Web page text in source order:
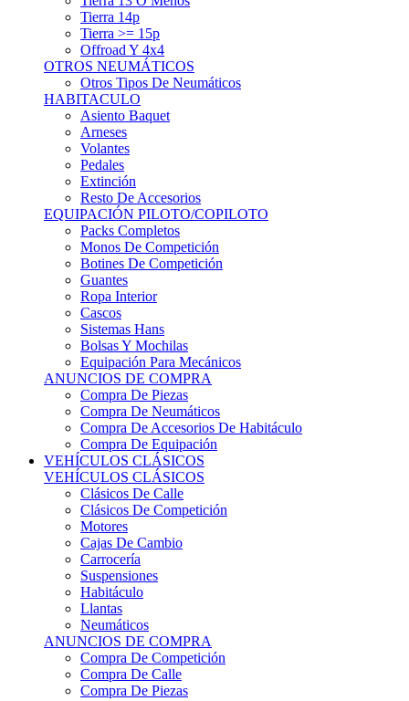
Tierra >= 15p
Offroad Y 4x4
OTROS NEUMÁTICOS
Otros Tipos De Neumáticos
HABITACULO
Asiento Baquet
Arneses
Volantes
Pedales
Extinción
Resto De Accesorios
EQUIPACIÓN PILOTO/COPILOTO
Packs Completos
Monos De Competición
Botines De Competición
Guantes
Ropa Interior
Cascos
Sistemas Hans
Bolsas Y Mochilas
Equipación Para Mecánicos
ANUNCIOS DE COMPRA
Compra De Piezas
Compra De Neumáticos
Compra De Accesorios De Habitáculo
Compra De Equipación
VEHÍCULOS CLÁSICOS
VEHÍCULOS CLÁSICOS
Clásicos De Calle
Clásicos De Competición
Motores
Cajas De Cambio
Carrocería
Suspensiones
Habitáculo
Llantas
Neumáticos
ANUNCIOS DE COMPRA
Compra De Competición
Compra De Calle
Compra De Piezas
KARTING